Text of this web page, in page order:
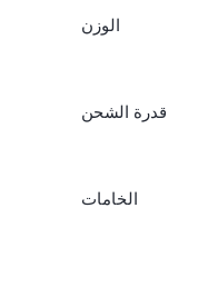
الوزن
قدرة الشحن
الخامات